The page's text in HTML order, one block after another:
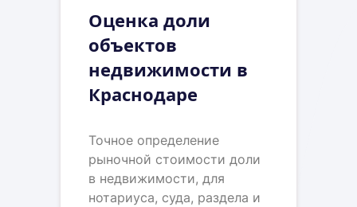
Оценка доли
объектов
недвижимости в
Краснодаре
Точное определение
рыночной стоимости доли
в недвижимости, для
нотариуса, суда, раздела и